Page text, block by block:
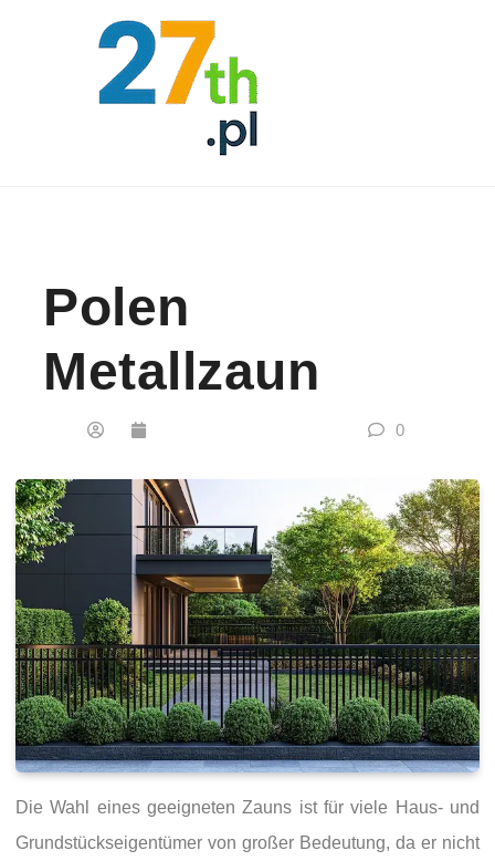
Polen
Metallzaun
0
Die Wahl eines geeigneten Zauns ist für viele Haus- und
Grundstückseigentümer von großer Bedeutung, da er nicht